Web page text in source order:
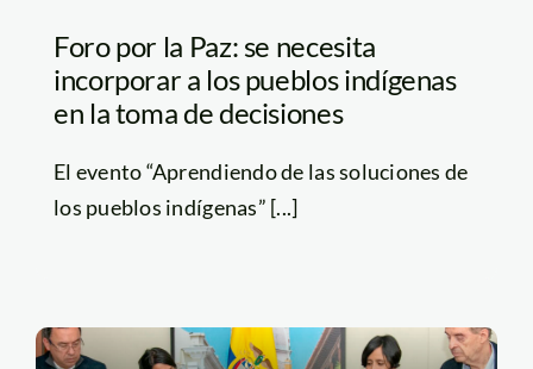
Foro por la Paz: se necesita
incorporar a los pueblos indígenas
en la toma de decisiones
El evento “Aprendiendo de las soluciones de
los pueblos indígenas” [...]